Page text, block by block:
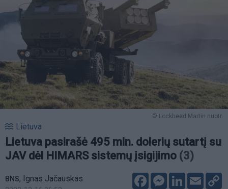
© Lockheed Martin nuotr.
Lietuva
Lietuva pasirašė 495 mln. dolerių sutartį su
JAV dėl HIMARS sistemų įsigijimo (3)
BNS, Ignas Jačauskas FacebookMessenger
LinkedIn
Email